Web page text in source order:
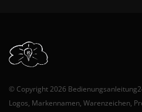
© Copyright 2026
Logos, Markennamen, Warenzeichen,